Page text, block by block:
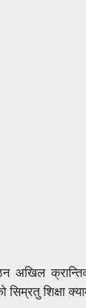
अखिल
सिम्रतु शिक्षा